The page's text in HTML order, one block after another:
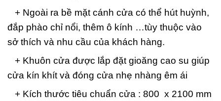
+ Ngoài ra bề mặt cánh cửa có thể hút huỳnh,
đắp phào chỉ nổi, thêm ô kính …tùy thuộc vào
sở thích và nhu cầu của khách hàng.
+ Khuôn cửa được lắp đặt gioăng cao su giúp
cửa kín khít và đóng cửa nhẹ nhàng êm ái
+ Kích thước tiêu chuẩn cửa : 800 x 2100 mm